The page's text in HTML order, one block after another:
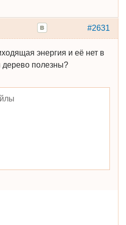
#2631
энергия и её нет в
дерево полезны?